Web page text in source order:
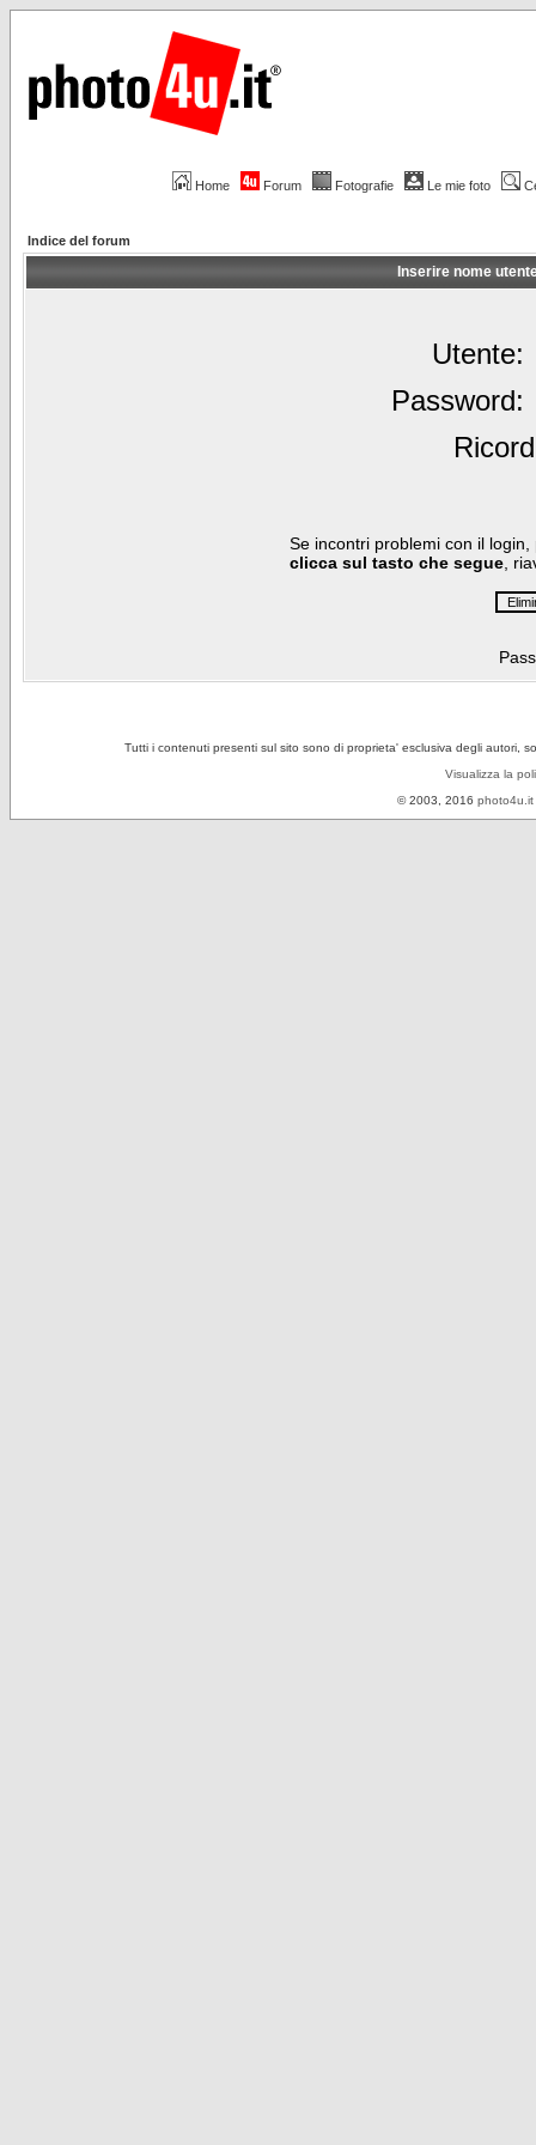
Home Forum Fotografie Le mie foto
Indice del forum
Inserire nome
Utente:
Password:
Se incontri problemi con il
clicca sul tasto che segue ,
Tutti i contenuti presenti sul sito sono di proprieta' esclusiva degli autori,
Visualizza la
© 2003, 2016 photo4u.it